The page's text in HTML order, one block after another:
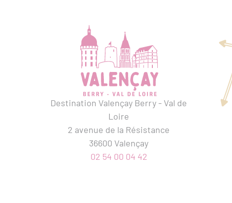
Destination Valençay Berry - Val de
Loire
2 avenue de la Résistance
36600 Valençay
02 54 00 04 42